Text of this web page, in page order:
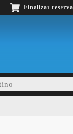
Finalizar reserva